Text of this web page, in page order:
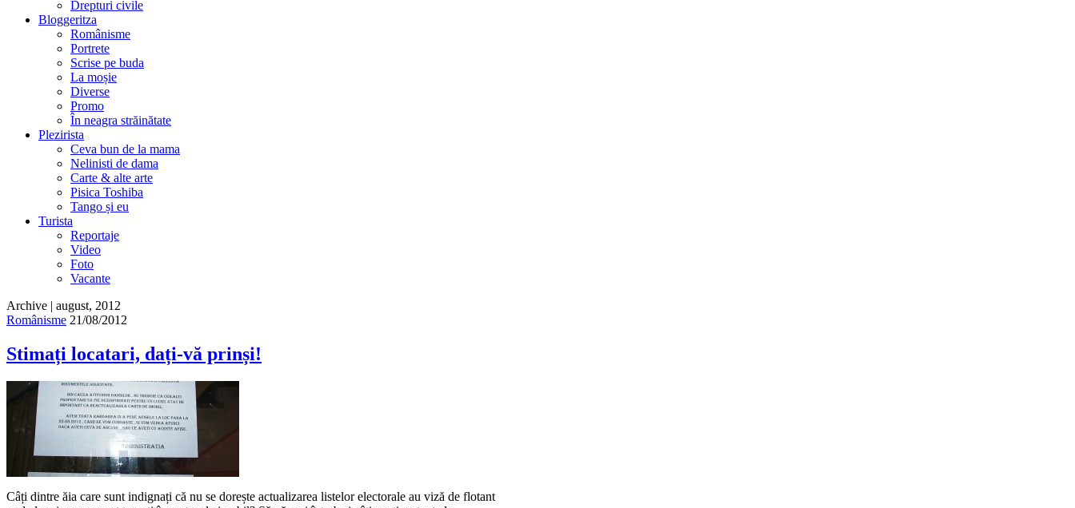
Drepturi civile
Bloggeritza
Românisme
Portrete
Scrise pe buda
La moșie
Diverse
Promo
În neagra străinătate
Plezirista
Ceva bun de la mama
Nelinisti de dama
Carte & alte arte
Pisica Toshiba
Tango și eu
Turista
Reportaje
Video
Foto
Vacante
Archive | august, 2012
Românisme 21/08/2012
Stimați locatari, dați-vă prinși!
Câți dintre ăia care sunt indignați că nu se dorește actualizarea listelor electorale au viză de flotant